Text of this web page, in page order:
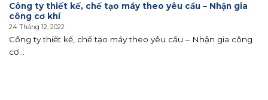
Công ty thiết kế, chế tạo máy theo yêu cầu – Nhận gia
công cơ khí
24 Tháng 12, 2022
Công ty thiết kế, chế tạo máy theo yêu cầu – Nhận gia công
cơ...